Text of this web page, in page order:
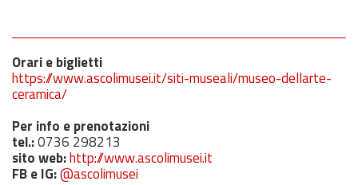
Orari e biglietti
https://www.ascolimusei.it/siti-museali/museo-dellarte-
ceramica/
Per info e prenotazioni
tel.:0736 298213
sito web:http://www.ascolimusei.it
FB e IG:@ascolimusei